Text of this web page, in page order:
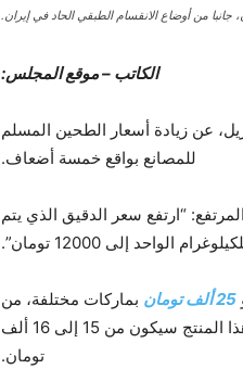
الکاتب – موقع المجلس:
برنامج، الثلاثاء 26 أبريل، عن زيادة أسعار الطحين المسلم
للمصانع بواقع خمسة أضعاف.
“ارتفع سعر الدقيق الذي يتم
25 ألف تومان
بماركات مختلفة، من
المحتمل أن يصل إلى 28 إلى 32آلاف تومان، وسعر عبوات 500 جرامًا من هذا المنتج سيكون من 15 إلى 16 ألف
تومان.